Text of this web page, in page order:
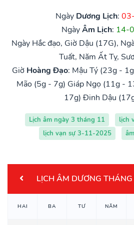
Ngày Dương Lịch:
NgàyÂm Lịch: 14-
Ngày Hắc đạo, Giờ Dậu (17G),
Tuất, Năm Ất Tỵ,
Giờ Hoàng Đạo: Mậu Tý (23g -
Mão (5g - 7g) Giáp Ngọ (11g -
17g) Đinh Dậu
Lịch âm ngày 3 tháng 11
lịch
lịch vạn sự 3-11-2025
LỊCH ÂM DƯƠNG
HAI BA TƯ NĂM